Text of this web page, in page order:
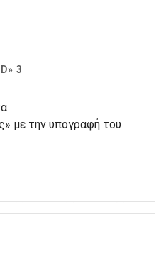
3
με την υπογραφή του